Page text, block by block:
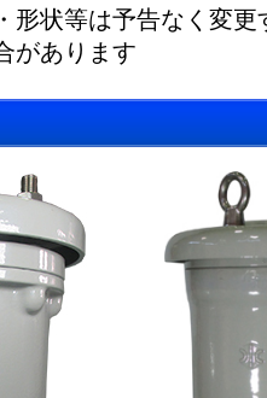
状等は予告なく変更
があります